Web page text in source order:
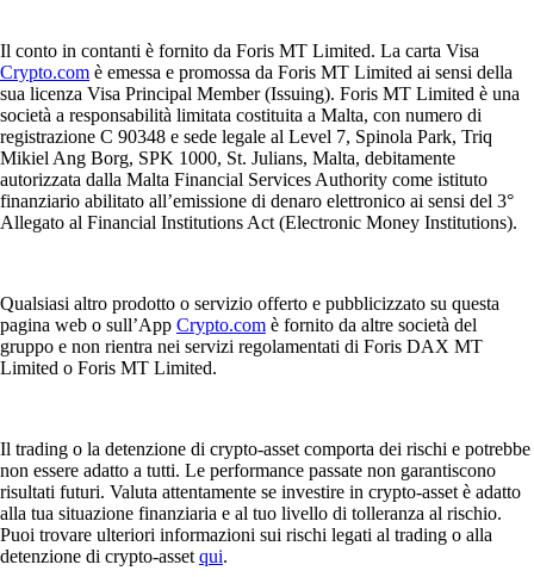
Il conto in contanti è fornito da Foris MT Limited. La carta Visa
Crypto.com è emessa e promossa da Foris MT Limited ai sensi della
sua licenza Visa Principal Member (Issuing). Foris MT Limited è una
società a responsabilità limitata costituita a Malta, con numero di
registrazione C 90348 e sede legale al Level 7, Spinola Park, Triq
Mikiel Ang Borg, SPK 1000, St. Julians, Malta, debitamente
autorizzata dalla Malta Financial Services Authority come istituto
finanziario abilitato all’emissione di denaro elettronico ai sensi del 3°
Allegato al Financial Institutions Act (Electronic Money Institutions).
Qualsiasi altro prodotto o servizio offerto e pubblicizzato su questa
pagina web o sull’App Crypto.com è fornito da altre società del
gruppo e non rientra nei servizi regolamentati di Foris DAX MT
Limited o Foris MT Limited.
Il trading o la detenzione di crypto-asset comporta dei rischi e potrebbe
non essere adatto a tutti. Le performance passate non garantiscono
risultati futuri. Valuta attentamente se investire in crypto-asset è adatto
alla tua situazione finanziaria e al tuo livello di tolleranza al rischio.
Puoi trovare ulteriori informazioni sui rischi legati al trading o alla
detenzione di crypto-asset qui.